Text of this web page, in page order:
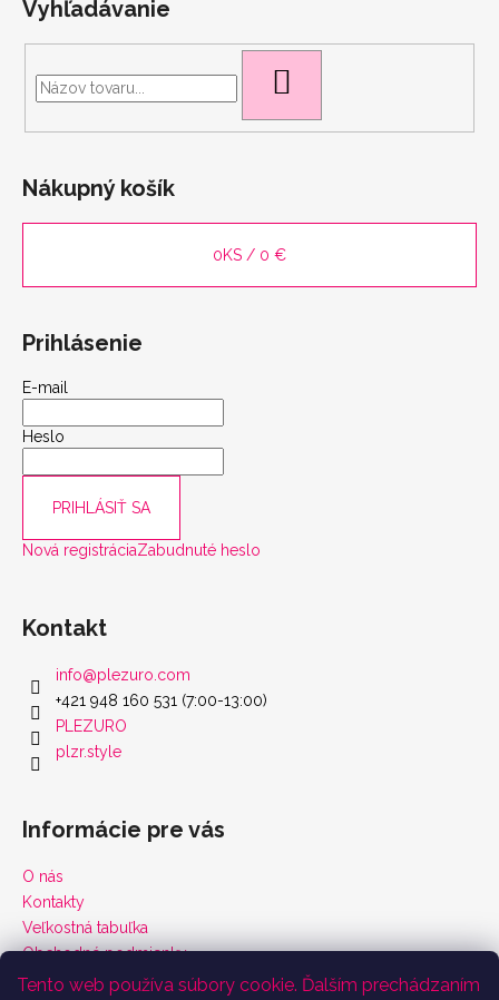
Tento web používa súbory cookie. Ďalším prechádzaním
Vyhľadávanie
Nákupný košík
0KS / 0 €
Prihlásenie
E-mail
Heslo
PRIHLÁSIŤ SA
Nová registráciaZabudnuté heslo
Kontakt
info@plezuro.com
+421 948 160 531 (7:00-13:00)
PLEZURO
plzr.style
Informácie pre vás
O nás
Kontakty
Veľkostná tabuľka
Obchodné podmienky
Vrátenie tovaru a reklamácie